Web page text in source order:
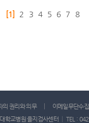
[1] 2 3 4 5 6 7 8
의 권리와 의무
이메일무단수
학교병원 을지검사센터 │ TEL :